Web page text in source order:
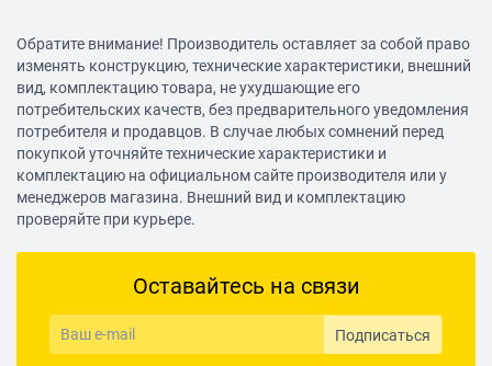
Недостатки:
При всём моём бережном отношении проработали 6 месяцев.
Комментарий:
Покупаю вторую пару не смотря, что в нескольких источниках,
пишут про недолговечность этих наушников, рискну в последний
раз.
Проверял эти уши в играх: CS:GO, WOW, WarThander, до чего же в
них звук качественный, чуть-чуть не дотягивают до
23.11.2020, 11:07
Обратите внимание! Производитель оставляет за собой право
изменять конструкцию, технические характеристики, внешний
вид, комплектацию товара, не ухудшающие его
потребительских качеств, без предварительного уведомления
потребителя и продавцов. В случае любых сомнений перед
покупкой уточняйте технические характеристики и
комплектацию на официальном сайте производителя или у
менеджеров магазина. Внешний вид и комплектацию
проверяйте при курьере.
Оставайтесь на связи
Подписаться